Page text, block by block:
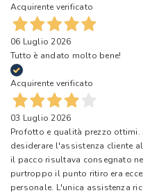
Acquirente verificato
06 Luglio 2026
Tutto è andato molto bene!
Acquirente verificato
03 Luglio 2026
Profotto e qualità prezzo ottimi.
desiderare l'assistenza cliente
il pacco risultava consegnato
purtroppo il punto ritiro era
personale. L'unica assistenza